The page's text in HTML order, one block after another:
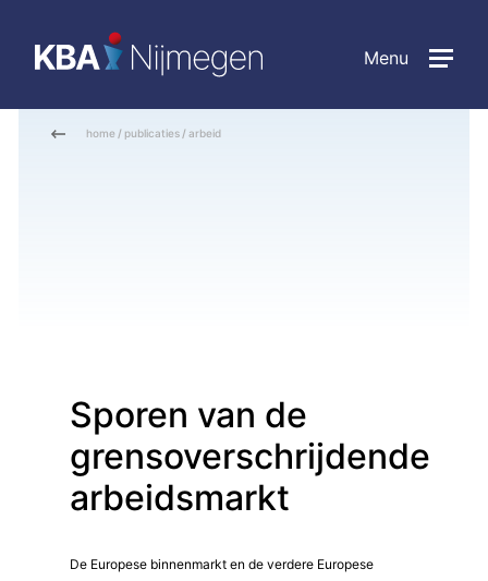
Menu
home / publicaties /arbeid
Sporen van de
grensoverschrijdende
arbeidsmarkt
De Europese binnenmarkt en de verdere Europese